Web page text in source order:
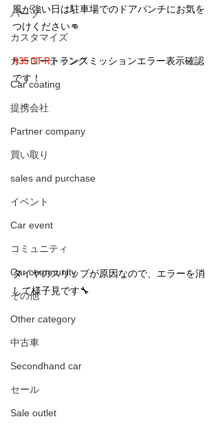
パーツ
カスタマイズ
カーコーティング
Car coating
提携会社
Partner company
買い取り
sales and purchase
イベント
Car event
コミュニティ
Car community
その他
Other category
中古車
Secondhand car
セール
Sale outlet
風が強い日は駐車場でのドアパンチにお気を
つけください👊
R35 GT-Rトランスミッションエラー表示確認
です！
タイヤのスリップが原因なので、エラーを消
して様子見です🔧